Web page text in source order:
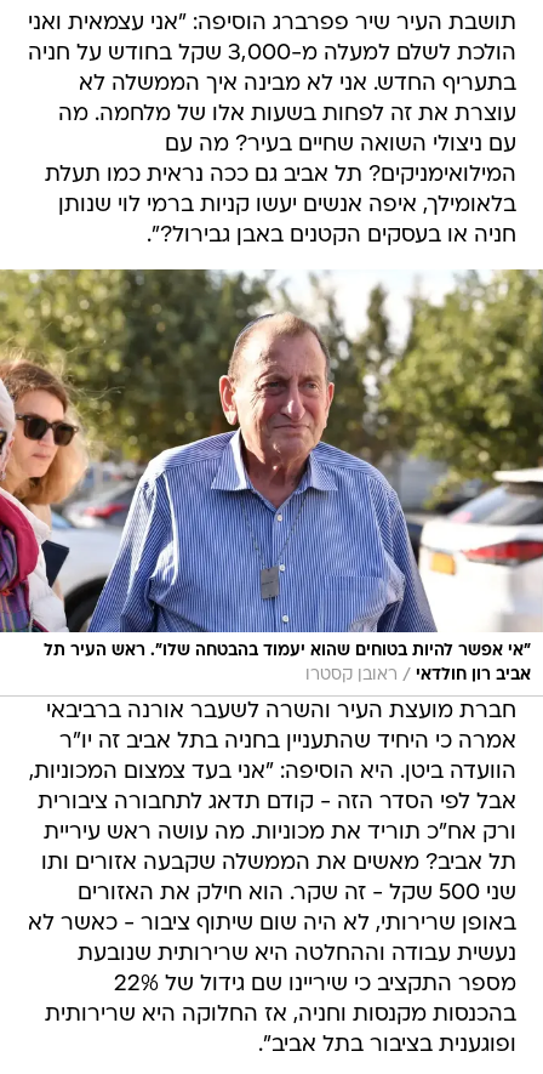
תושבת העיר שיר פפרברג הוסיפה: "אני עצמאית ואני
הולכת לשלם למעלה מ-3,000 שקל בחודש על חניה
בתעריף החדש. אני לא מבינה איך הממשלה לא
עוצרת את זה לפחות בשעות אלו של מלחמה. מה
עם ניצולי השואה שחיים בעיר? מה עם
המילואימניקים? תל אביב גם ככה נראית כמו תעלת
בלאומילך, איפה אנשים יעשו קניות ברמי לוי שנותן
חניה או בעסקים הקטנים באבן גבירול?".
"אי אפשר להיות בטוחים שהוא יעמוד בהבטחה שלו". ראש העיר תל
אביב רון חולדאי / ראובן קסטרו
חברת מועצת העיר והשרה לשעבר אורנה ברביבאי
אמרה כי היחיד שהתעניין בחניה בתל אביב זה יו"ר
הוועדה ביטן. היא הוסיפה: "אני בעד צמצום המכוניות,
אבל לפי הסדר הזה - קודם תדאג לתחבורה ציבורית
ורק אח"כ תוריד את מכוניות. מה עושה ראש עיריית
תל אביב? מאשים את הממשלה שקבעה אזורים ותו
שני 500 שקל - זה שקר. הוא חילק את האזורים
באופן שרירותי, לא היה שום שיתוף ציבור - כאשר לא
נעשית עבודה וההחלטה היא שרירותית שנובעת
מספר התקציב כי שיריינו שם גידול של 22%
בהכנסות מקנסות וחניה, אז החלוקה היא שרירותית
ופוגענית בציבור בתל אביב".